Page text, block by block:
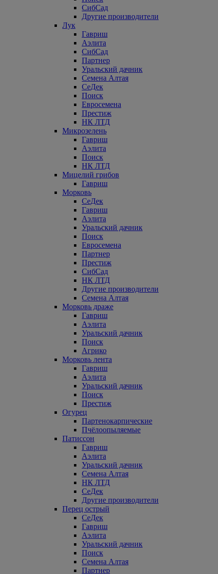
СибСад
Другие производители
Лук
Гавриш
Аэлита
СибСад
Партнер
Уральский дачник
Семена Алтая
СеДек
Поиск
Евросемена
Престиж
НК ЛТД
Микрозелень
Гавриш
Аэлита
Поиск
НК ЛТД
Мицелий грибов
Гавриш
Морковь
СеДек
Гавриш
Аэлита
Уральский дачник
Поиск
Евросемена
Партнер
Престиж
СибСад
НК ЛТД
Другие производители
Семена Алтая
Морковь драже
Гавриш
Аэлита
Уральский дачник
Поиск
Агрико
Морковь лента
Гавриш
Аэлита
Уральский дачник
Поиск
Престиж
Огурец
Партенокарпические
Пчёлоопыляемые
Патиссон
Гавриш
Аэлита
Уральский дачник
Семена Алтая
НК ЛТД
СеДек
Другие производители
Перец острый
СеДек
Гавриш
Аэлита
Уральский дачник
Поиск
Семена Алтая
Партнер